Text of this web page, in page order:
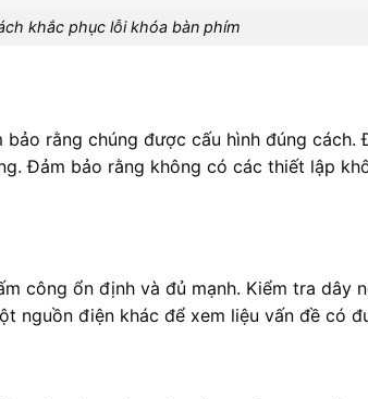
khắc phục lỗi khóa bàn phím
rằng chúng được cấu hình đúng
Đảm bảo rằng không có các thiết lập
công ổn định và đủ mạnh. Kiểm tra dây
nguồn điện khác để xem liệu vấn đề có